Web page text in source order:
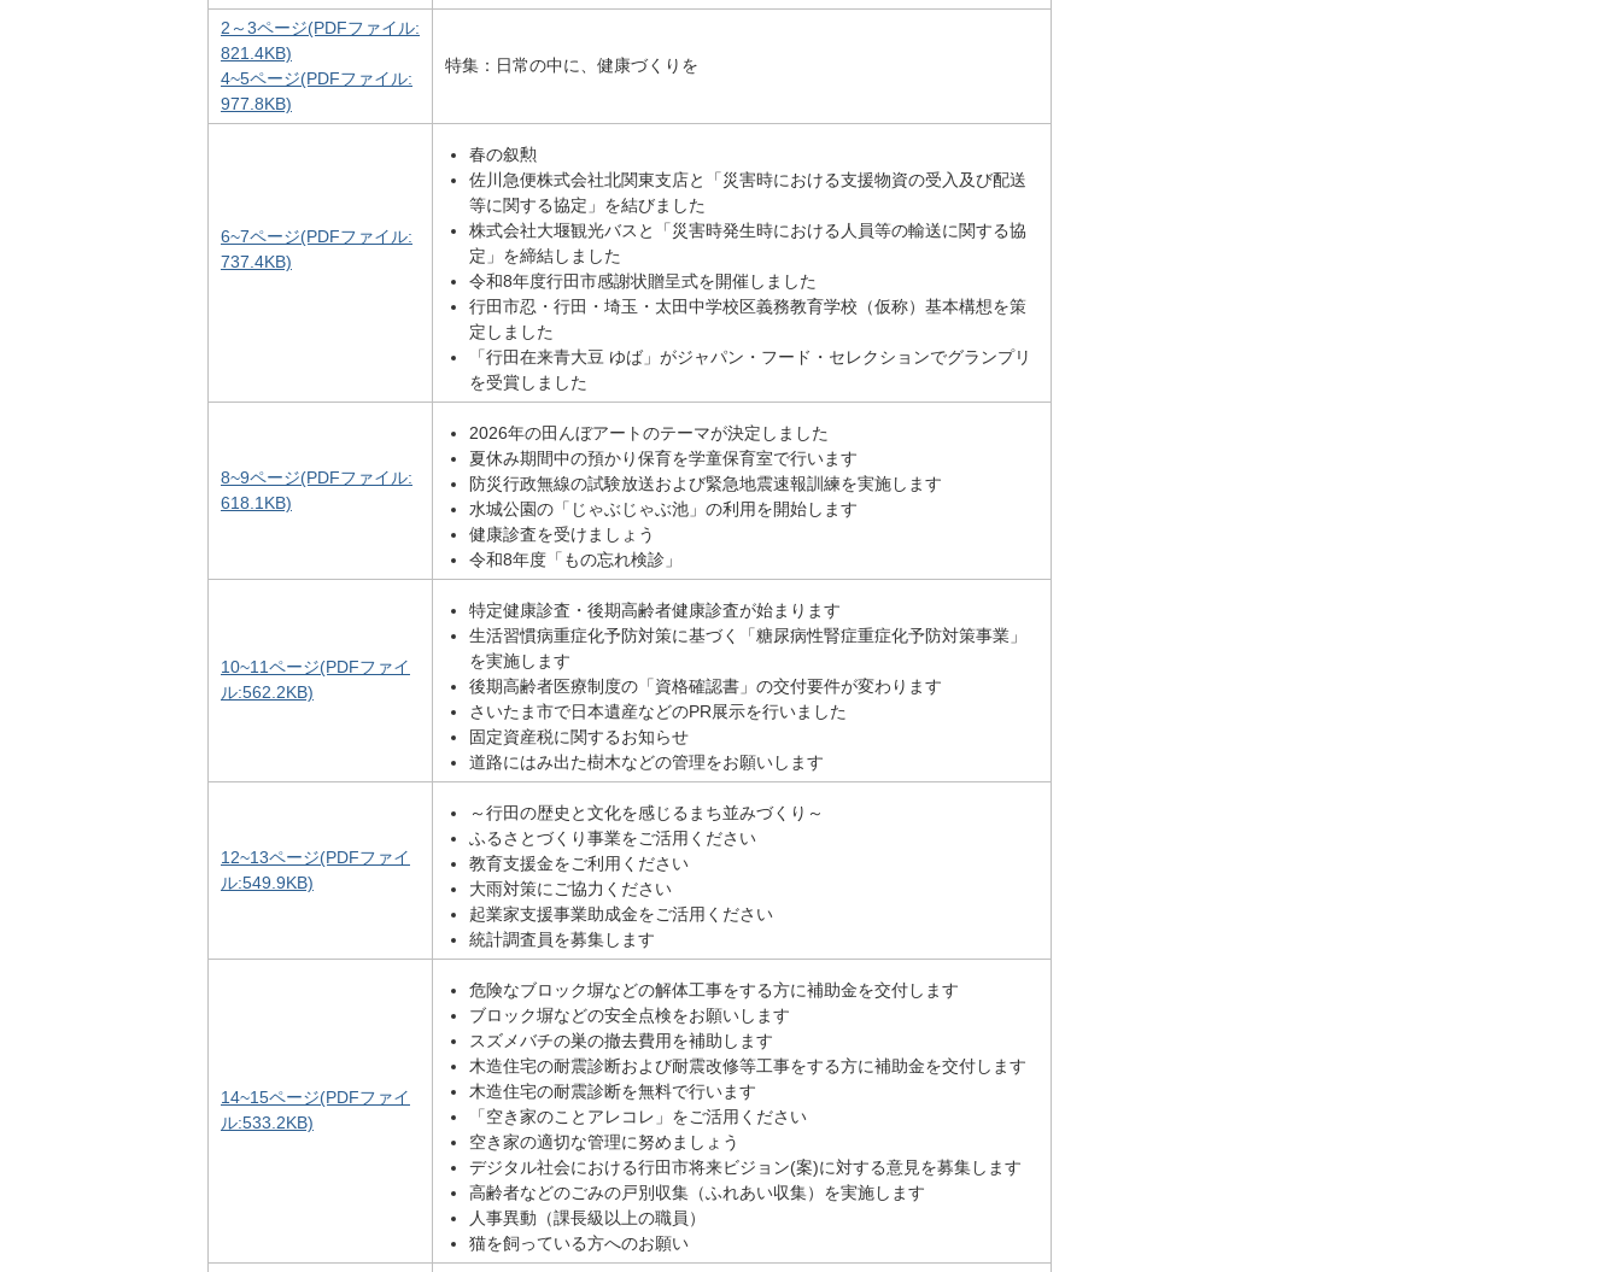
2～3ページ(PDFファイル:
821.4KB)
4~5ページ(PDFファイル:
977.8KB)
特集：日常の中に、健康づくりを
6~7ページ(PDFファイル:
737.4KB)
春の叙勲
佐川急便株式会社北関東支店と「災害時における支援物資の受入及び配送
等に関する協定」を結びました
株式会社大堰観光バスと「災害時発生時における人員等の輸送に関する協
定」を締結しました
令和8年度行田市感謝状贈呈式を開催しました
行田市忍・行田・埼玉・太田中学校区義務教育学校（仮称）基本構想を策
定しました
「行田在来青大豆 ゆば」がジャパン・フード・セレクションでグランプリ
を受賞しました
8~9ページ(PDFファイル:
618.1KB)
2026年の田んぼアートのテーマが決定しました
夏休み期間中の預かり保育を学童保育室で行います
防災行政無線の試験放送および緊急地震速報訓練を実施します
水城公園の「じゃぶじゃぶ池」の利用を開始します
健康診査を受けましょう
令和8年度「もの忘れ検診」
10~11ページ(PDFファイ
ル:562.2KB)
特定健康診査・後期高齢者健康診査が始まります
生活習慣病重症化予防対策に基づく「糖尿病性腎症重症化予防対策事業」
を実施します
後期高齢者医療制度の「資格確認書」の交付要件が変わります
さいたま市で日本遺産などのPR展示を行いました
固定資産税に関するお知らせ
道路にはみ出た樹木などの管理をお願いします
12~13ページ(PDFファイ
ル:549.9KB)
～行田の歴史と文化を感じるまち並みづくり～
ふるさとづくり事業をご活用ください
教育支援金をご利用ください
大雨対策にご協力ください
起業家支援事業助成金をご活用ください
統計調査員を募集します
14~15ページ(PDFファイ
ル:533.2KB)
危険なブロック塀などの解体工事をする方に補助金を交付します
ブロック塀などの安全点検をお願いします
スズメバチの巣の撤去費用を補助します
木造住宅の耐震診断および耐震改修等工事をする方に補助金を交付します
木造住宅の耐震診断を無料で行います
「空き家のことアレコレ」をご活用ください
空き家の適切な管理に努めましょう
デジタル社会における行田市将来ビジョン(案)に対する意見を募集します
高齢者などのごみの戸別収集（ふれあい収集）を実施します
人事異動（課長級以上の職員）
猫を飼っている方へのお願い